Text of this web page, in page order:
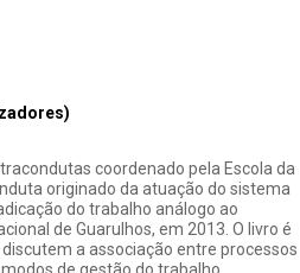
coordenado pela Escola da
originado da atuação do sistema
do trabalho análogo ao
de Guarulhos, em 2013. O livro é
a associação entre processos